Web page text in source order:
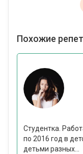
Похожие
Студентка.
по 2016 год в
детьми разных...